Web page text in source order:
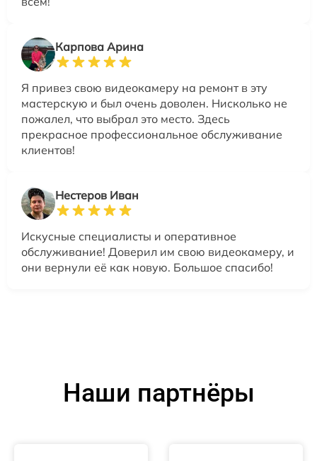
Карпова Арина
Я привез свою видеокамеру на ремонт в эту
мастерскую и был очень доволен. Нисколько не
пожалел, что выбрал это место. Здесь
прекрасное профессиональное обслуживание
клиентов!
Нестеров Иван
Искусные специалисты и оперативное
обслуживание! Доверил им свою видеокамеру, и
они вернули её как новую. Большое спасибо!
Наши партнёры